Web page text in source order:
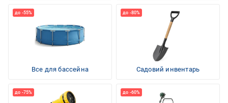
Все для бассейна Садовий инвентарь